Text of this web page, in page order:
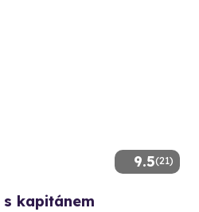
9.5(21)
kapitánem